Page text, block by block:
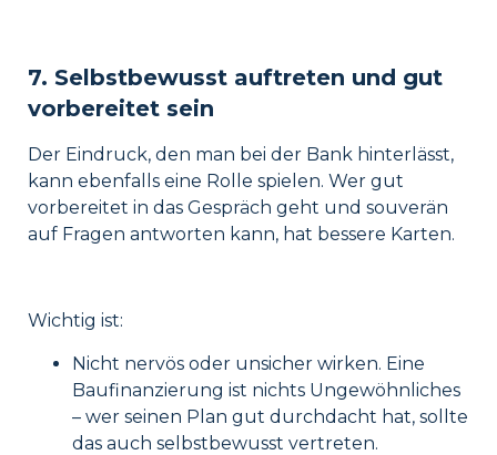
7. Selbstbewusst auftreten und gut
vorbereitet sein
Der Eindruck, den man bei der Bank hinterlässt,
kann ebenfalls eine Rolle spielen. Wer gut
vorbereitet in das Gespräch geht und souverän
auf Fragen antworten kann, hat bessere Karten.
Wichtig ist:
Nicht nervös oder unsicher wirken. Eine
Baufinanzierung ist nichts Ungewöhnliches
– wer seinen Plan gut durchdacht hat, sollte
das auch selbstbewusst vertreten.